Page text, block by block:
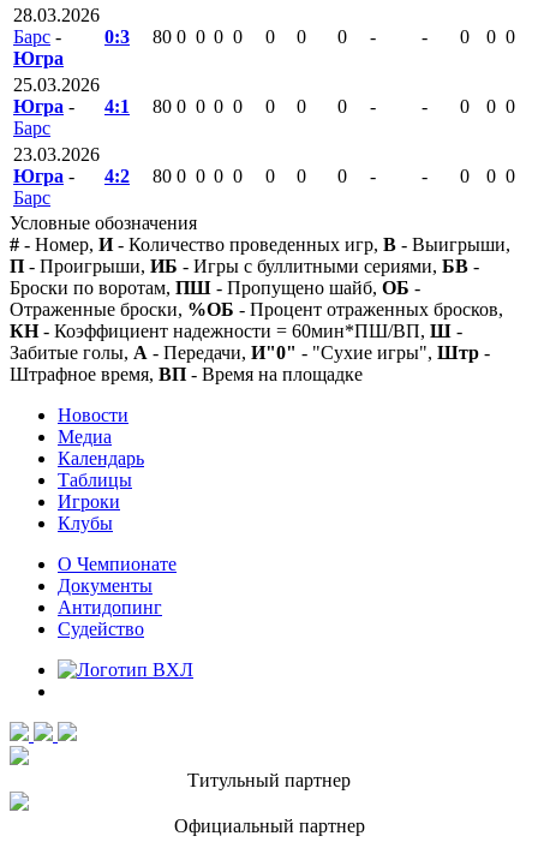
28.03.2026
Барс -
Югра
0:3 80 0 0 0 0 0 0 0 - - 0 0 0
25.03.2026
Югра -
Барс
4:1 80 0 0 0 0 0 0 0 - - 0 0 0
23.03.2026
Югра -
Барс
4:2 80 0 0 0 0 0 0 0 - - 0 0 0
Условные обозначения
# - Номер, И- Количество проведенных игр, В - Выигрыши,
П - Проигрыши, ИБ - Игры с буллитными сериями, БВ -
Броски по воротам, ПШ - Пропущено шайб, ОБ -
Отраженные броски, %ОБ - Процент отраженных бросков,
КН- Коэффициент надежности = 60мин*ПШ/ВП, Ш -
Забитые голы, А - Передачи, И"0" - "Сухие игры", Штр -
Штрафное время, ВП - Время на площадке
Новости
Медиа
Календарь
Таблицы
Игроки
Клубы
О Чемпионате
Документы
Антидопинг
Судейство
Титульный партнер
Официальный партнер